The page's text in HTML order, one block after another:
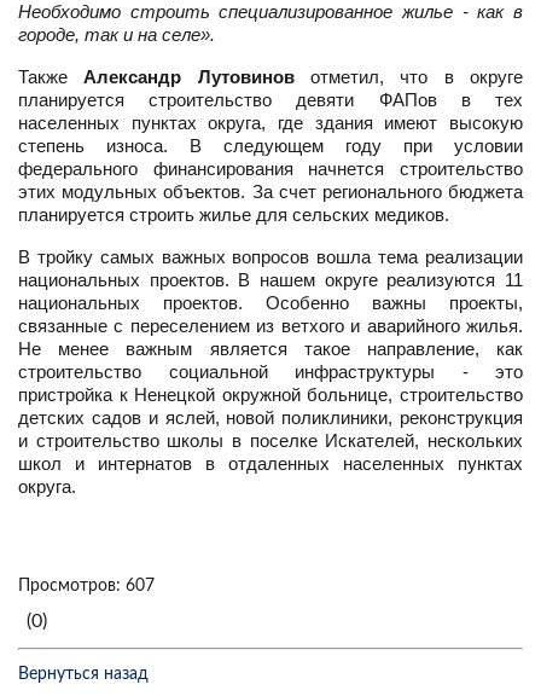
Необходимо строить специализированное жилье - как в
городе, так и на селе».
ТакжеАлександр Лутовиновотметил, что в округе
планируется строительство девяти ФАПов в тех
населенных пунктах округа, где здания имеют высокую
степень износа. В следующем году при условии
федерального финансирования начнется строительство
этих модульных объектов. За счет регионального бюджета
планируется строить жилье для сельских медиков.
В тройку самых важных вопросов вошла тема реализации
национальных проектов. В нашем округе реализуются 11
национальных проектов. Особенно важны проекты,
связанные с переселением из ветхого и аварийного жилья.
Не менее важным является такое направление, как
строительство социальной инфраструктуры - это
пристройка к Ненецкой окружной больнице, строительство
детских садов и яслей, новой поликлиники, реконструкция
и строительство школы в поселке Искателей, нескольких
школ и интернатов в отдаленных населенных пунктах
округа.
Просмотров: 607
(0)
Вернуться назад